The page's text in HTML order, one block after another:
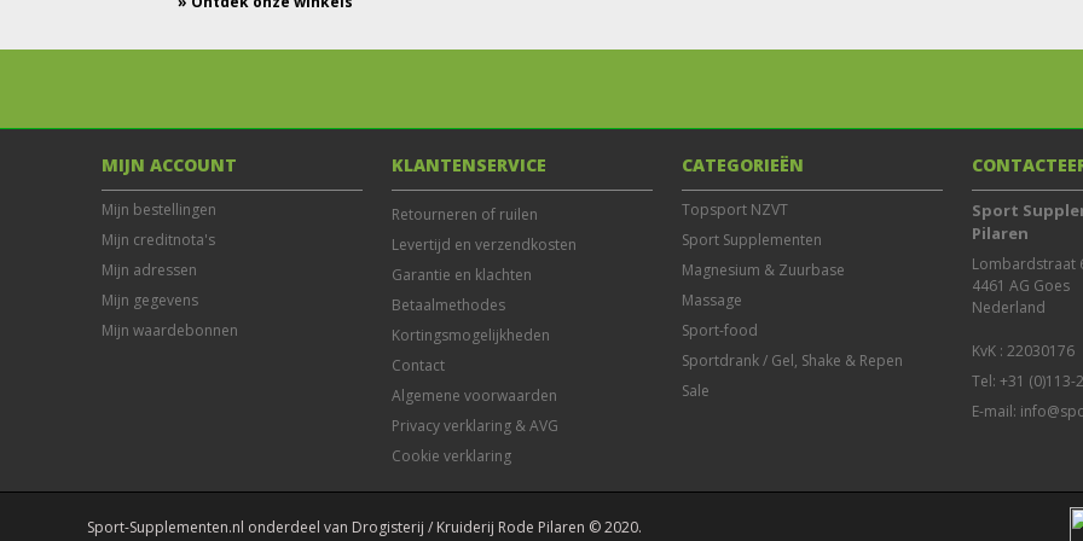
MIJN ACCOUNT
Mijn bestellingen
Mijn creditnota's
Mijn adressen
Mijn gegevens
Mijn waardebonnen
KLANTENSERVICE
Retourneren of ruilen
Levertijd en verzendkosten
Garantie en klachten
Betaalmethodes
Kortingsmogelijkheden
Contact
Algemene voorwaarden
Privacy verklaring & AVG
Cookie verklaring
CATEGORIEËN
Topsport NZVT
Sport Supplementen
Magnesium & Zuurbase
Massage
Sport-food
Sportdrank / Gel, Shake & Repen
Sale
Sport
Pilaren
Lombardstraat
4461 AG Goes
Nederland
Tel: +31 (0)113-
E-mail:
Sport-Supplementen.nl onderdeel van Drogisterij / Kruiderij Rode Pilaren © 2020.